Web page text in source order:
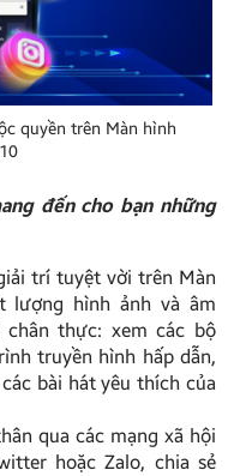
quyền trên Màn hình
đến cho bạn những
trí tuyệt vời trên Màn
lượng hình ảnh và âm
thực: xem các bộ
truyền hình hấp dẫn,
bài hát yêu thích của
qua các mạng xã hội
hoặc Zalo, chia sẻ